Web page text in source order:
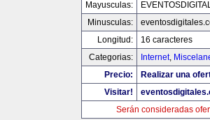
Mayusculas:
Minusculas:
Longitud:
16 caracteres
Categorias:
Internet,
Precio:
Realizar una
Visitar!
Serán consideradas